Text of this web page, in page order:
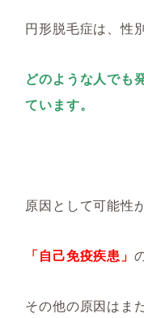
円形脱毛症は、性
どのような人でも
ています。
原因として可能性
「自己免疫疾患」
その他の原因はま